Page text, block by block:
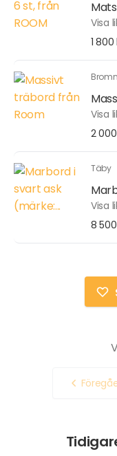
Visa
1 800
Visa
2
Täby
Visa
8